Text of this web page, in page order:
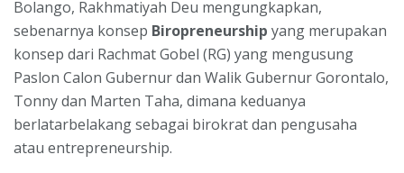
Bolango, Rakhmatiyah Deu mengungkapkan,
sebenarnya konsep Biropreneurship yang merupakan
konsep dari Rachmat Gobel (RG) yang mengusung
Paslon Calon Gubernur dan Walik Gubernur Gorontalo,
Tonny dan Marten Taha, dimana keduanya
berlatarbelakang sebagai birokrat dan pengusaha
atau entrepreneurship.